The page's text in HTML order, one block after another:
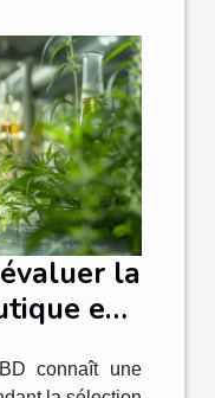
la
en
connaît une